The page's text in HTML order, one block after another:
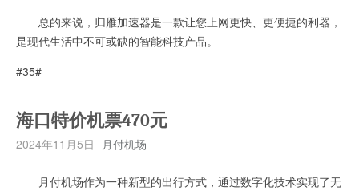
总的来说，归雁加速器是一款让您上网更快、更便捷的利器，
是现代生活中不可或缺的智能科技产品。
#35#
海口特价机票470元
2024年11月5日 月付机场
月付机场作为一种新型的出行方式，通过数字化技术实现了无